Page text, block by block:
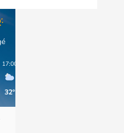
17:00
32°